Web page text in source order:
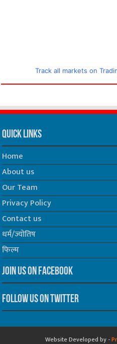
Track all markets on
Quick Links
Home
About us
Our Team
Privacy Policy
Contact us
धर्म/ज्योतिष
फिल्म
Join us on Facebook
Follow us on Twitter
Website Developed by -